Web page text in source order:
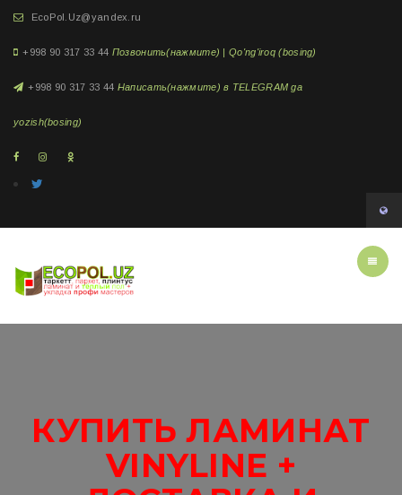
EcoPol.Uz@yandex.ru
+998 90 317 33 44 Позвонить(нажмите) | Qo'ng'iroq (bosing)
+998 90 317 33 44 Написать(нажмите) в TELEGRAM ga
yozish(bosing)
КУПИТЬ ЛАМИНАТ
VINYLINE +